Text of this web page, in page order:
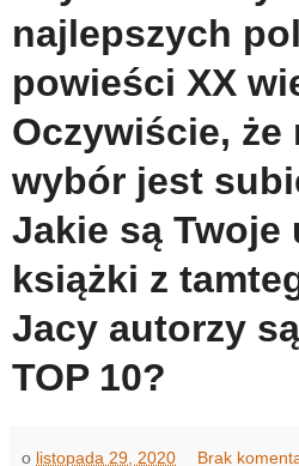
najlepszych
powieści XX
Oczywiście, że
wybór jest
Jakie są Twoje
książki z
Jacy autorzy
TOP 10?
o listopada 29, 2020 Brak